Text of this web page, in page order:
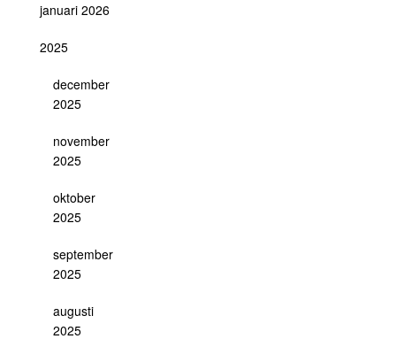
januari 2026
2025
december
2025
november
2025
oktober
2025
september
2025
augusti
2025